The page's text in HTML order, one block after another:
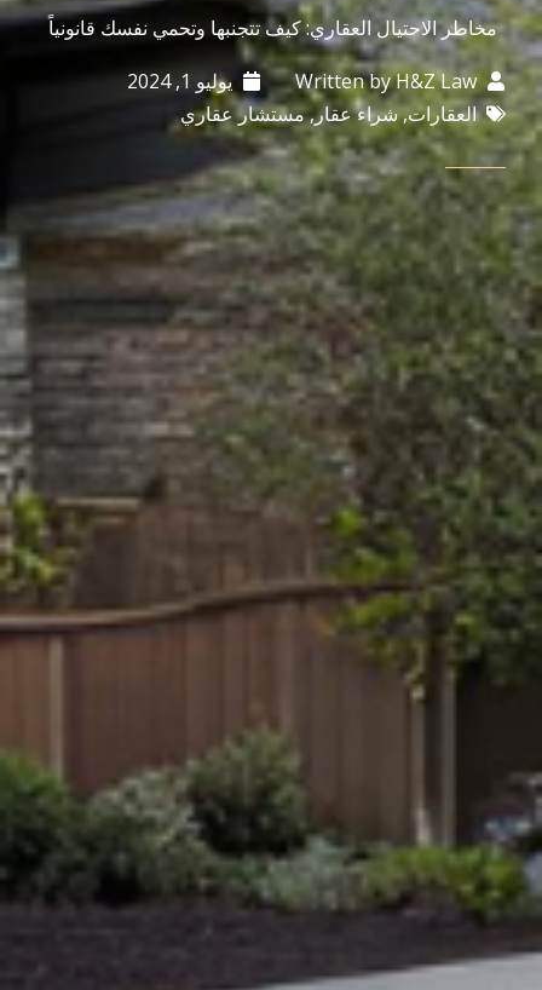
مخاطر الاحتيال العقاري: كيف تتجنبها وتحمي نفسك قانونياً
Written byH&Z Law
يوليو 1, 2024
العقارات,شراء عقار,مستشار عقاري